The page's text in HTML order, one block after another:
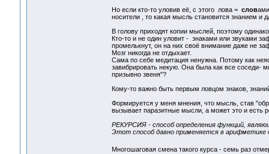
Но если кто-то уловив её, с этого лова = слов
носители , то какая мысль становится знанием и
В голову приходят копии мыслей, поэтому
Кто-то и не один уловит - знаками или звуками
промелькнут, он на них своё внимание даже не
Мозг никогда не отдыхает.
Сама по себе медитация ненужна. Потому как
завибрировать некую. Она была как все соседи-
призывно звеня"?
Кому-то важно быть первым ловцом знаков,
Формируется у меня мнения, что мысль, став
вызывает паразитные мысли, а может это и есть
РЕКУРСИЯ - способ определения функций,
Этот способ давно применяется в арифметике
Многошаговая смена такого курса - семь раз